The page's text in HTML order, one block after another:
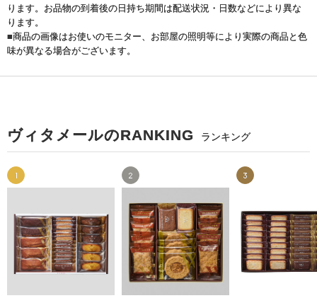
ります。お品物の到着後の日持ち期間は配送状況・日数などにより異な
ります。
■商品の画像はお使いのモニター、お部屋の照明等により実際の商品と色
味が異なる場合がございます。
ヴィタメールのRANKING ランキング
1 2 3